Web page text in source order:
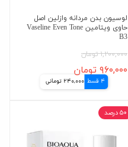
لوسیون بدن مردانه وازلین اصل
حاوی ویتامین Vaseline Even Tone
B3
۱,۲۰۰,۰۰۰ تومان
۹۶۰,۰۰۰ تومان
4 قسط 240,000 تومانی
۵۰ درصد